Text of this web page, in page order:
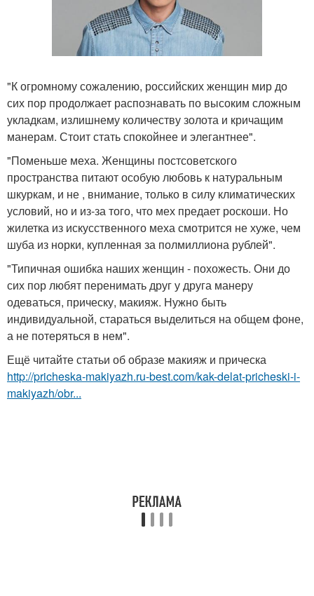
"К огромному сожалению, российских женщин мир до
сих пор продолжает распознавать по высоким сложным
укладкам, излишнему количеству золота и кричащим
манерам. Стоит стать спокойнее и элегантнее".
"Поменьше меха. Женщины постсоветского
пространства питают особую любовь к натуральным
шкуркам, и не , внимание, только в силу климатических
условий, но и из-за того, что мех предает роскоши. Но
жилетка из искусственного меха смотрится не хуже, чем
шуба из норки, купленная за полмиллиона рублей".
"Типичная ошибка наших женщин - похожесть. Они до
сих пор любят перенимать друг у друга манеру
одеваться, прическу, макияж. Нужно быть
индивидуальной, стараться выделиться на общем фоне,
а не потеряться в нем".
Ещё читайте статьи об образе макияж и прическа
http://pricheska-makiyazh.ru-best.com/kak-delat-pricheski-i-
makiyazh/obr...